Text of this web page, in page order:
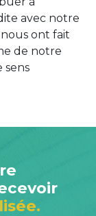
avec notre
ont fait
de notre
sens